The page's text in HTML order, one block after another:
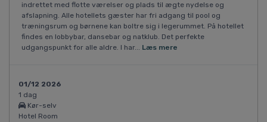
indrettet med flotte værelser og plads til ægte nydelse og
afslapning. Alle hotellets gæster har fri adgang til pool og
træningsrum og børnene kan boltre sig i legerummet. På hotellet
findes en lobbybar, dansebar og natklub. Det perfekte
udgangspunkt for alle aldre. I har... Læs mere
01/12 2026
1 dag
Kør-selv
Hotel Room